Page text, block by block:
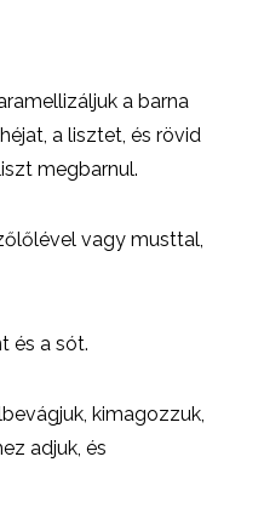
a barna
a lisztet, és rövid
megbarnul.
vagy musttal,
és a sót.
kimagozzuk,
adjuk, és